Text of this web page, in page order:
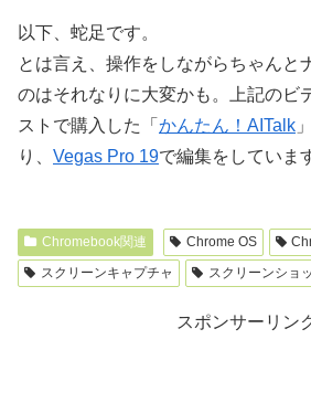
以下、蛇足です。
とは言え、操作をしながらちゃんと
のはそれなりに大変かも。上記のビ
ストで購入した「 かんたん！AITalk
り、 Vegas Pro 19で編集をしていま
Chromebook関連 Chrome OS
スクリーンキャプチャ
スクリーンショ
スポンサーリン